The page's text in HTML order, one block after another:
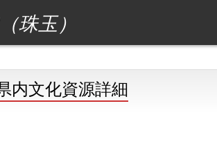
珠玉）
内文化資源詳細